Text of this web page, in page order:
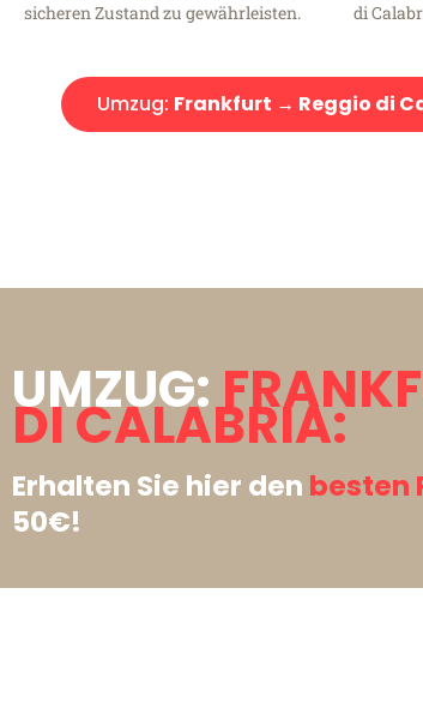
sicheren Zustand zu gewährleisten.
di
Umzug: Frankfurt → Reggio di
UMZUG:
DI CALABRIA:
Erhalten Sie hier den besten
50€!